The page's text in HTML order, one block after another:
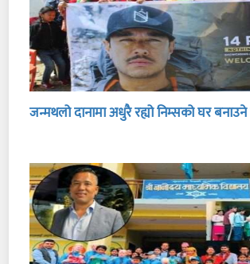
जन्मथलो दानामा अधुरै रह्यो निम्सको घर